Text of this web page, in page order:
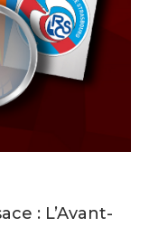
: L’Avant-